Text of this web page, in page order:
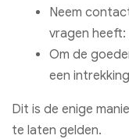
Neem
vragen heeft:
Om de
een
Dit is de enige
te laten gelden.